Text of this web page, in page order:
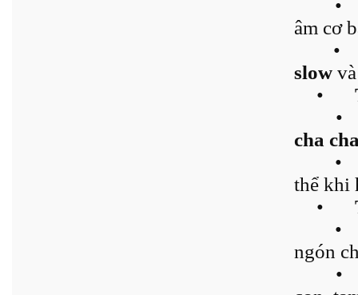
•
âm cơ
•
slow
•
•
cha
•
thể khi
•
•
ngón
•